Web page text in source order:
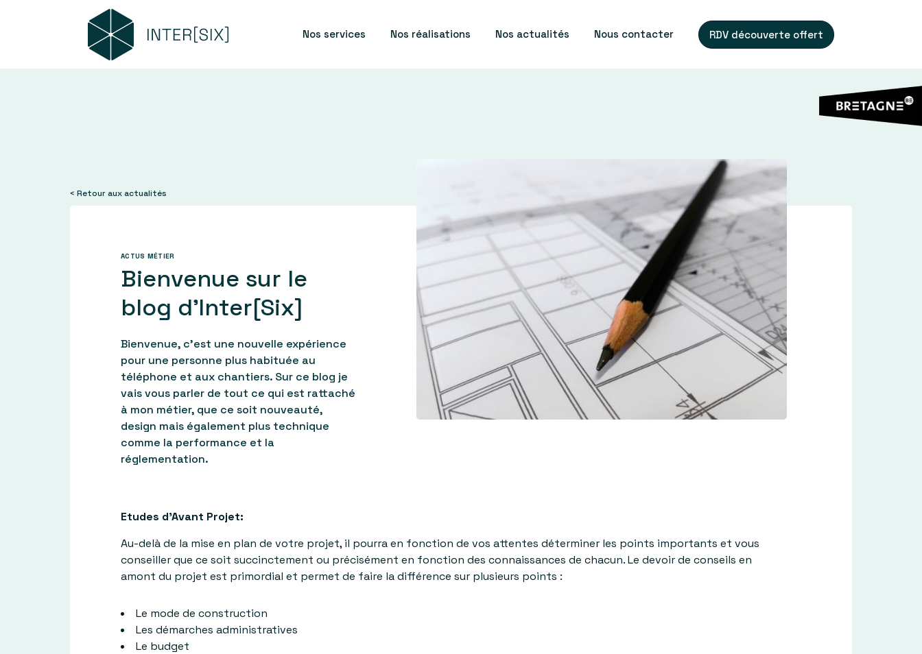
Nos services Nos réalisations Nos actualités Nous contacter RDV découverte offert
< Retour aux actualités
ACTUS MÉTIER
Bienvenue sur le
blog d’Inter[Six]
Bienvenue, c’est une nouvelle expérience
pour une personne plus habituée au
téléphone et aux chantiers. Sur ce blog je
vais vous parler de tout ce qui est rattaché
à mon métier, que ce soit nouveauté,
design mais également plus technique
comme la performance et la
réglementation.
Etudes d’Avant Projet:
Au-delà de la mise en plan de votre projet, il pourra en fonction de vos attentes déterminer les points importants et vous
conseiller que ce soit succinctement ou précisément en fonction des connaissances de chacun. Le devoir de conseils en
amont du projet est primordial et permet de faire la différence sur plusieurs points :
Le mode de construction
Les démarches administratives
Le budget